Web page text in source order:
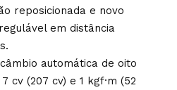
reposicionada e novo
em distância
automática de oito
cv (207 cv) e 1 kgf·m (52